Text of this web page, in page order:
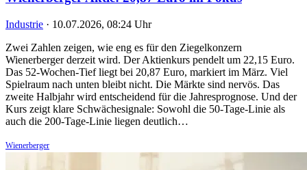
Industrie · 10.07.2026, 08:24 Uhr
Zwei Zahlen zeigen, wie eng es für den Ziegelkonzern
Wienerberger derzeit wird. Der Aktienkurs pendelt um 22,15 Euro.
Das 52-Wochen-Tief liegt bei 20,87 Euro, markiert im März. Viel
Spielraum nach unten bleibt nicht. Die Märkte sind nervös. Das
zweite Halbjahr wird entscheidend für die Jahresprognose. Und der
Kurs zeigt klare Schwächesignale: Sowohl die 50-Tage-Linie als
auch die 200-Tage-Linie liegen deutlich…
Wienerberger